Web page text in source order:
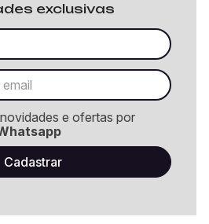
exclusivas
e ofertas por